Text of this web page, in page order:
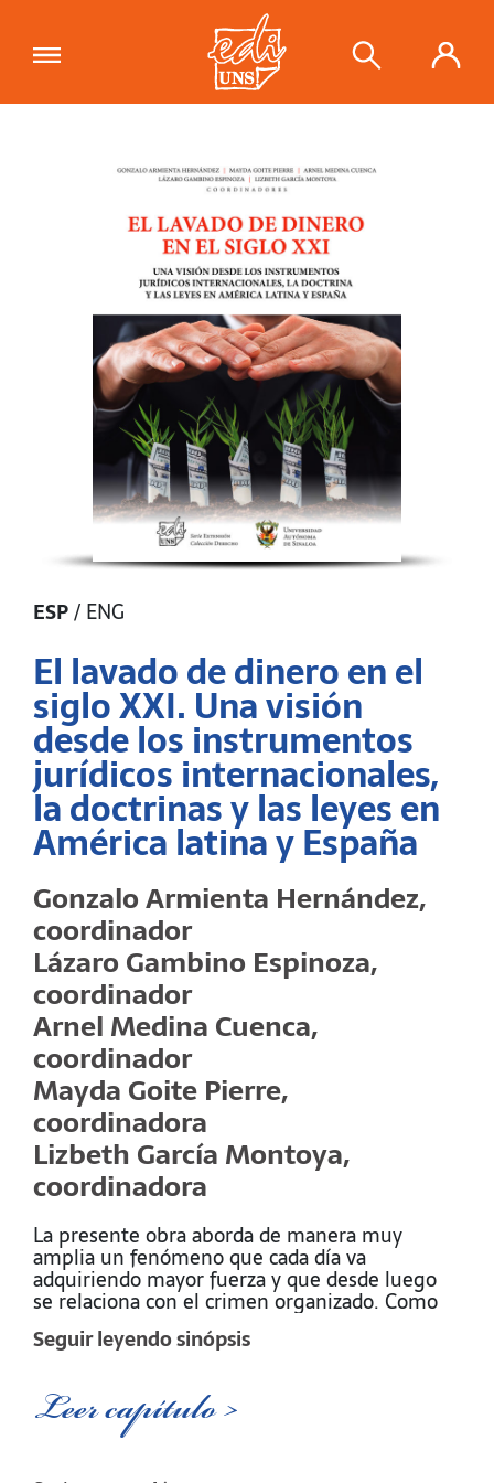
Una visión desde los instrumentos
jurídicos internacionales, la doctrinas
y las leyes en América latina y
España"se ha añadido a tu carrito.
Ver carrito
ESP/ ENG
El lavado de dinero en el
siglo XXI. Una visión
desde los instrumentos
jurídicos internacionales,
la doctrinas y las leyes en
América latina y España
Gonzalo Armienta Hernández,
coordinador
Lázaro Gambino Espinoza,
coordinador
Arnel Medina Cuenca,
coordinador
Mayda Goite Pierre,
coordinadora
Lizbeth García Montoya,
coordinadora
La presente obra aborda de manera muy
amplia un fenómeno que cada día va
adquiriendo mayor fuerza y que desde luego
se relaciona con el crimen organizado. Como
se puede apreciar en la lectura de este libro, el
lavado de dinero no solo se debe analizar como
un importante medio para la realización de
delitos de alto impacto como el narcotráfico y
la trata de personas, entre otros.Con el objeto
Seguir leyendo sinópsis
Leer capítulo >